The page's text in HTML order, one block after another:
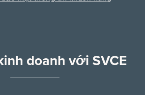
doanh với SVCE